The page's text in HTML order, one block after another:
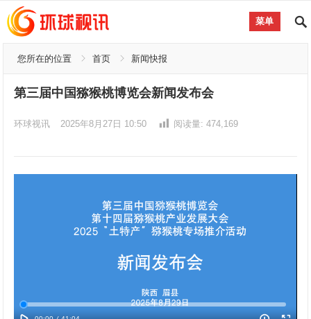
菜单
您所在的位置 首页 新闻快报
第三届中国猕猴桃博览会新闻发布会
环球视讯 2025年8月27日 10:50 阅读量: 474,169